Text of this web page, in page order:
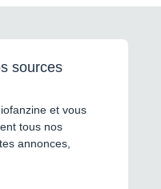
sources
et vous
tous nos
annonces,